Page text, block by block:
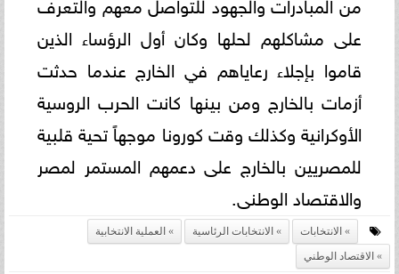
على مشاكلهم لحلها وكان أول الرؤساء الذين
قاموا بإجلاء رعاياهم في الخارج عندما حدثت
أزمات بالخارج ومن بينها كانت الحرب الروسية
الأوكرانية وكذلك وقت كورونا موجهاً تحية قلبية
للمصريين بالخارج على دعمهم المستمر لمصر
والاقتصاد الوطنى.
الانتخابات الانتخابات الرئاسية
العملية الانتخابية
الاقتصاد الوطني